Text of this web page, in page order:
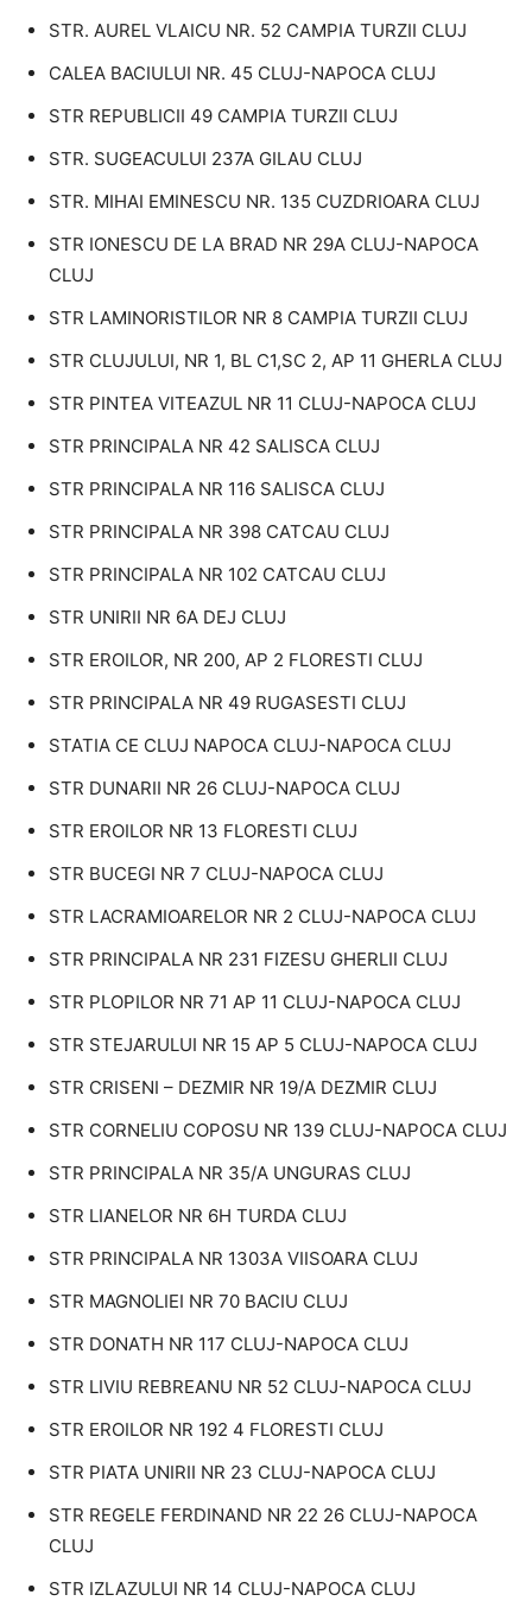
STR. AUREL VLAICU NR. 52 CAMPIA TURZII CLUJ
CALEA BACIULUI NR. 45 CLUJ-NAPOCA CLUJ
STR REPUBLICII 49 CAMPIA TURZII CLUJ
STR. SUGEACULUI 237A GILAU CLUJ
STR. MIHAI EMINESCU NR. 135 CUZDRIOARA CLUJ
STR IONESCU DE LA BRAD NR 29A CLUJ-NAPOCA
CLUJ
STR LAMINORISTILOR NR 8 CAMPIA TURZII CLUJ
STR CLUJULUI, NR 1, BL C1,SC 2, AP 11 GHERLA CLUJ
STR PINTEA VITEAZUL NR 11 CLUJ-NAPOCA CLUJ
STR PRINCIPALA NR 42 SALISCA CLUJ
STR PRINCIPALA NR 116 SALISCA CLUJ
STR PRINCIPALA NR 398 CATCAU CLUJ
STR PRINCIPALA NR 102 CATCAU CLUJ
STR UNIRII NR 6A DEJ CLUJ
STR EROILOR, NR 200, AP 2 FLORESTI CLUJ
STR PRINCIPALA NR 49 RUGASESTI CLUJ
STATIA CE CLUJ NAPOCA CLUJ-NAPOCA CLUJ
STR DUNARII NR 26 CLUJ-NAPOCA CLUJ
STR EROILOR NR 13 FLORESTI CLUJ
STR BUCEGI NR 7 CLUJ-NAPOCA CLUJ
STR LACRAMIOARELOR NR 2 CLUJ-NAPOCA CLUJ
STR PRINCIPALA NR 231 FIZESU GHERLII CLUJ
STR PLOPILOR NR 71 AP 11 CLUJ-NAPOCA CLUJ
STR STEJARULUI NR 15 AP 5 CLUJ-NAPOCA CLUJ
STR CRISENI – DEZMIR NR 19/A DEZMIR CLUJ
STR CORNELIU COPOSU NR 139 CLUJ-NAPOCA CLUJ
STR PRINCIPALA NR 35/A UNGURAS CLUJ
STR LIANELOR NR 6H TURDA CLUJ
STR PRINCIPALA NR 1303A VIISOARA CLUJ
STR MAGNOLIEI NR 70 BACIU CLUJ
STR DONATH NR 117 CLUJ-NAPOCA CLUJ
STR LIVIU REBREANU NR 52 CLUJ-NAPOCA CLUJ
STR EROILOR NR 192 4 FLORESTI CLUJ
STR PIATA UNIRII NR 23 CLUJ-NAPOCA CLUJ
STR REGELE FERDINAND NR 22 26 CLUJ-NAPOCA
CLUJ
STR IZLAZULUI NR 14 CLUJ-NAPOCA CLUJ